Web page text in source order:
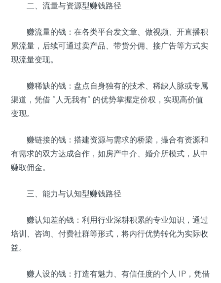
二、流量与资源型赚钱路径
赚流量的钱：在各类平台发文章、做视频、开直播积
累流量，后续可通过卖产品、带货分佣、接广告等方式实
现流量变现。
赚稀缺的钱：盘点自身独有的技术、稀缺人脉或专属
渠道，凭借 “人无我有” 的优势掌握定价权，实现高价值
变现。
赚链接的钱：搭建资源与需求的桥梁，撮合有资源和
有需求的双方达成合作，如房产中介、婚介所模式，从中
赚取佣金。
三、能力与认知型赚钱路径
赚认知差的钱：利用行业深耕积累的专业知识，通过
培训、咨询、付费社群等形式，将内行优势转化为实际收
益。
赚人设的钱：打造有魅力、有信任度的个人 IP，凭借